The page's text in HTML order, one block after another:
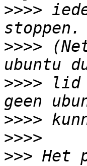
>>>>
>>>>
>>>> lid
>>>>
>>>>
>>> Het